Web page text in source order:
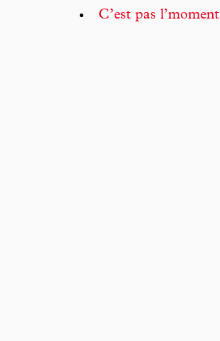
C’est pas l’moment